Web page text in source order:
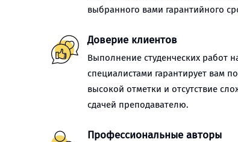
выбранного вами гарантийного
Доверие клиентов
Выполнение студенческих работ
специалистами гарантирует вам
высокой отметки и отсутствие
сдачей преподавателю.
Профессиональные авторы